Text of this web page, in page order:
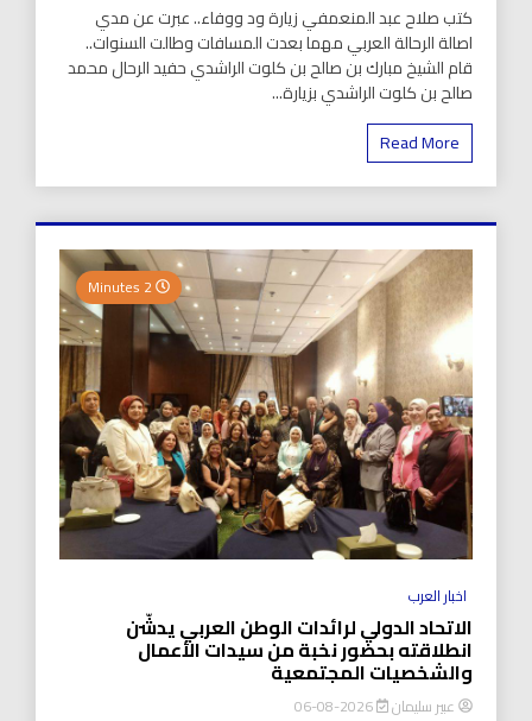
كتب صلاح عبد المنعمفي زيارة ود ووفاء.. عبرت عن مدي
اصالة الرحالة العربي مهما بعدت المسافات وطالت السنوات..
قام الشيخ مبارك بن صالح بن كلوت الراشدي حفيد الرحال محمد
صالح بن كلوت الراشدي بزيارة...
Read More
اخبار العرب
الاتحاد الدولي لرائدات الوطن العربي يدشّن
انطلاقته بحضور نخبة من سيدات الأعمال
والشخصيات المجتمعية
عبير سليمان 2026-08-06